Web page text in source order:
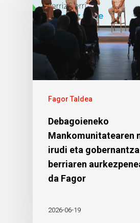
Fagor Taldea
Debagoieneko
Mankomunitatearen
irudi eta
berriaren
da Fagor
2026-06-19